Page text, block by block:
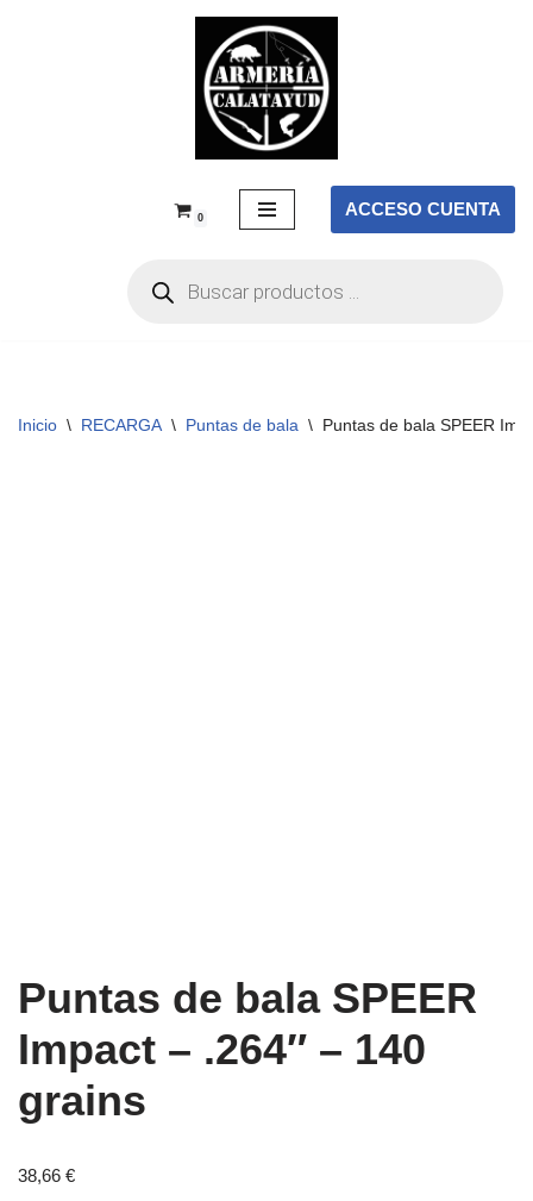
0 ACCESO CUENTA
Inicio \ RECARGA \ Puntas de bala \ Puntas de bala SPEER
Puntas de bala SPEER
Impact – .264″ – 140
grains
38,66 €